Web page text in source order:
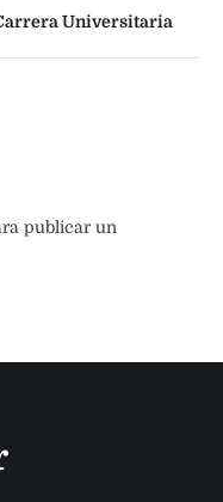
Universitaria
publicar un